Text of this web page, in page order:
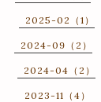
2025-02（1）
2024-09（2）
2024-04（2）
2023-11（4）